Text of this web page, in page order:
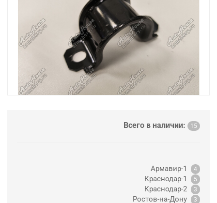
Всего в наличии: 15
Армавир-1 4
Краснодар-1 5
Краснодар-2 3
Ростов-на-Дону 3